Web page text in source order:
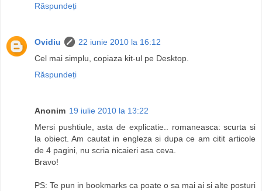
Răspundeți
Ovidiu
22 iunie 2010 la 16:12
Cel mai simplu, copiaza kit-ul pe Desktop.
Răspundeți
Anonim 19 iulie 2010 la 13:22
Mersi pushtiule, asta de explicatie.. romaneasca: scurta si
la obiect. Am cautat in engleza si dupa ce am citit articole
de 4 pagini, nu scria nicaieri asa ceva.
Bravo!
PS: Te pun in bookmarks ca poate o sa mai ai si alte posturi